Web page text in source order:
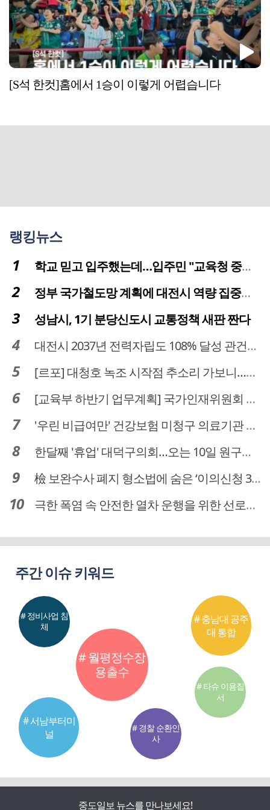
[S석 한컷]홈에서 1승이 이렇게 어렵습니다
랭킹뉴스
학교 믿고 입주했는데…입주민 "교육청 중재 나서라"
정부 국가철도망 계획에 대전시 역량 집중해야
성남시, 1기 분당신도시 교통정책 새판 짠다
대전시 2037년 전력자립도 108% 달성 관건은 '주민 수용성'
[르포] 대청호 녹조 시작점 추소리 가보니…걷어내도 짙은 초록빛
[교육부 하반기 업무계획] 국가인재위원회 신설… 거점국립대 3곳 성장엔진·AI 분야 패키지 지원
'우린 비급여만' 건강보험 미청구 의료기관 대전 65곳 충남 31곳
한달째 '휴업' 대덕구의회…오는 10일 원구성 다시 돌입
檢 보완수사 폐지 형소법에 숨은 ‘이의신청 3개월 제한’…황운하는 30일 추진
극한 폭염 속 안전한 열차 운행을 위한 선로관리
주간 이슈 키워드
# 월평정수장
용출수
# 서남부터미
널
# 충남대 공주
대 통합
# 정비사업 침
체
# 경찰 순환인
사
# 타슈 이용질
서
중도일보 뉴스를 만나보세요!